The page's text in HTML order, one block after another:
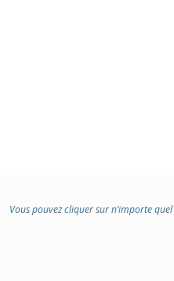
Vous pouvez cliquer sur n’importe